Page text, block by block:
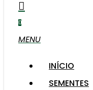
search
account
0
MENU
INÍCIO
SEMENTES